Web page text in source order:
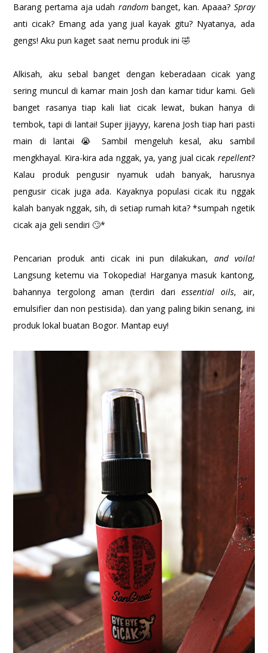
Barang pertama aja udah random banget, kan. Apaaa? Spray
anti cicak? Emang ada yang jual kayak gitu? Nyatanya, ada
gengs! Aku pun kaget saat nemu produk ini 🤣
Alkisah, aku sebal banget dengan keberadaan cicak yang
sering muncul di kamar main Josh dan kamar tidur kami. Geli
banget rasanya tiap kali liat cicak lewat, bukan hanya di
tembok, tapi di lantai! Super jijayyy, karena Josh tiap hari pasti
main di lantai 😭 Sambil mengeluh kesal, aku sambil
mengkhayal. Kira-kira ada nggak, ya, yang jual cicak repellent?
Kalau produk pengusir nyamuk udah banyak, harusnya
pengusir cicak juga ada. Kayaknya populasi cicak itu nggak
kalah banyak nggak, sih, di setiap rumah kita? *sumpah ngetik
cicak aja geli sendiri 🙄*
Pencarian produk anti cicak ini pun dilakukan, and voila!
Langsung ketemu via Tokopedia! Harganya masuk kantong,
bahannya tergolong aman (terdiri dariessential oils, air,
emulsifier dan non pestisida). dan yang paling bikin senang, ini
produk lokal buatan Bogor. Mantap euy!